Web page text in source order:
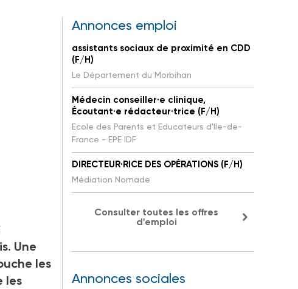
Une
les
les
Annonces emploi
assistants sociaux de proximité en CDD
(F/H)
Le Département du Morbihan
Médecin conseiller·e clinique,
Écoutant·e rédacteur·trice (F/H)
Ecole des Parents et Educateurs d'Ile-de-
France - EPE IDF
DIRECTEUR·RICE DES OPÉRATIONS (F/H)
Médiation Nomade
Consulter toutes les offres
d'emploi
Annonces sociales